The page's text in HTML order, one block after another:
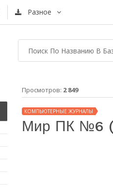
Разное
Просмотров: 2 849
КОМПЬЮТЕРНЫЕ ЖУРНАЛЫ
Мир ПК №6